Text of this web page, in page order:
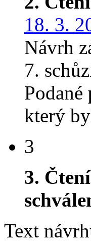
18. 3.
Návrh
7.
Podané
který
3
3. Čtení
Text